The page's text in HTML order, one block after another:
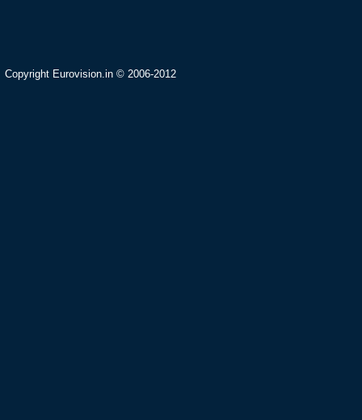
Copyright Eurovision.in © 2006-2012